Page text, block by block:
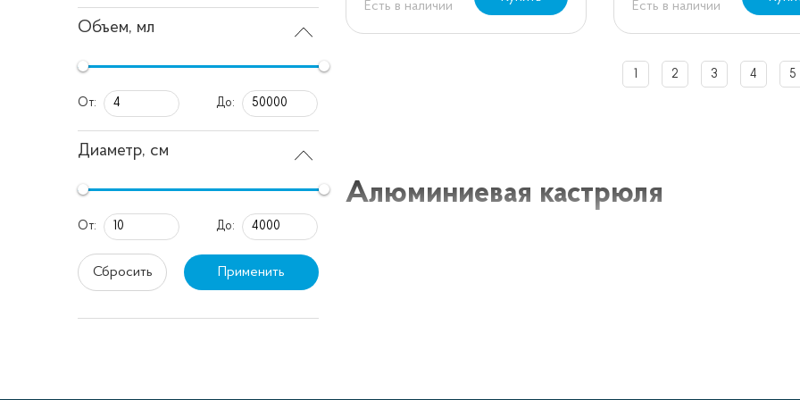
Объем, мл
От: До:
Диаметр, см
От: До:
Сбросить Применить
Есть в наличии Есть в наличии
2 3 4 5
Алюминиевая кастрюля
Алюминиевая кастрюля - это неотъемлемая часть любой кухни.